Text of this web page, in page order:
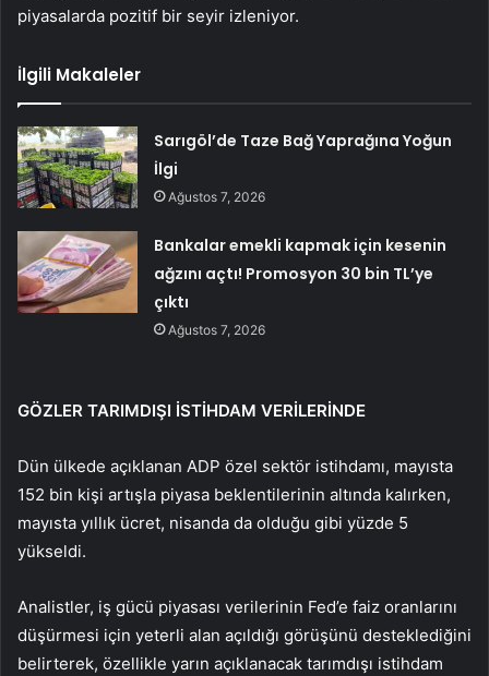
piyasalarda pozitif bir seyir izleniyor.
İlgili Makaleler
Sarıgöl’de Taze Bağ Yaprağına Yoğun
İlgi
Ağustos 7, 2026
Bankalar emekli kapmak için kesenin
ağzını açtı! Promosyon 30 bin TL’ye
çıktı
Ağustos 7, 2026
GÖZLER TARIMDIŞI İSTİHDAM VERİLERİNDE
Dün ülkede açıklanan ADP özel sektör istihdamı, mayısta
152 bin kişi artışla piyasa beklentilerinin altında kalırken,
mayısta yıllık ücret, nisanda da olduğu gibi yüzde 5
yükseldi.
Analistler, iş gücü piyasası verilerinin Fed’e faiz oranlarını
düşürmesi için yeterli alan açıldığı görüşünü desteklediğini
belirterek, özellikle yarın açıklanacak tarımdışı istihdam